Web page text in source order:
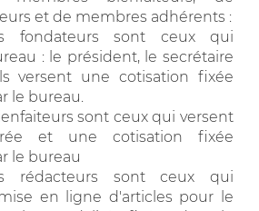
et de membres adhérents :
fondateurs sont ceux qui
: le président, le secrétaire
versent une cotisation fixée
le bureau.
sont ceux qui versent
et une cotisation fixée
le bureau
rédacteurs sont ceux qui
en ligne d'articles pour le